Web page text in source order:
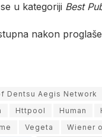
u kategoriji Best
nakon
Dentsu Aegis Network
Httpool Human
Vegeta Wiener